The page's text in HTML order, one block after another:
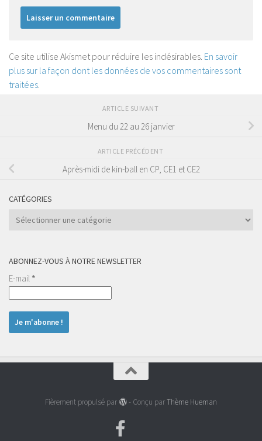
Ce site utilise Akismet pour réduire les indésirables. En savoir
plus sur la façon dont les données de vos commentaires sont
traitées.
ARTICLE SUIVANT
Menu du 22 au 26 janvier
ARTICLE PRÉCÉDENT
Après-midi de kin-ball en CP, CE1 et CE2
CATÉGORIES
Catégories
ABONNEZ-VOUS À NOTRE NEWSLETTER
E-mail *
Fièrement propulsé par - Conçu parThème Hueman